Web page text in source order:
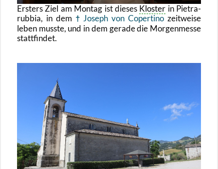
Ers­ters Ziel am Mon­tag ist die­ses Klos­ter in Pie­tra­
rub­bia, in dem
Jo­seph von Coper­ti­no zeit­wei­se
leben muss­te, und in dem ge­ra­de die Mor­gen­mes­se
statt­fin­det.